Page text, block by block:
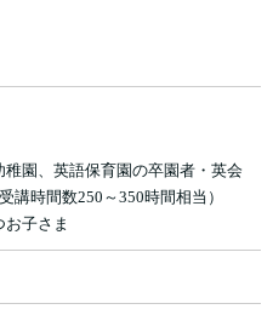
稚園、英語保育園の卒園者・英会
講時間数250～350時間相当）
お子さま